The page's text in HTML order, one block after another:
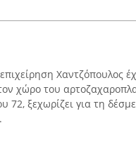
Χαντζόπουλος
χώρο του
72, ξεχωρίζει για τη